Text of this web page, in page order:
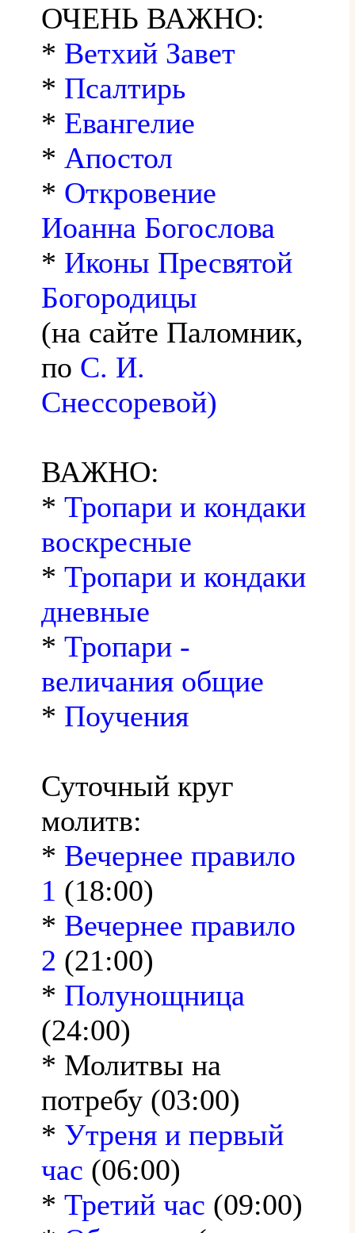
ОЧЕНЬ ВАЖНО:
* Ветхий Завет
* Псалтирь
* Евангелие
* Апостол
* Откровение
Иоанна Богослова
* Иконы Пресвятой
Богородицы
(на сайте Паломник,
по С. И.
Снессоревой)
ВАЖНО:
* Тропари и кондаки
воскресные
* Тропари и кондаки
дневные
* Тропари -
величания общие
* Поучения
Суточный круг
молитв:
* Вечернее правило
1 (18:00)
* Вечернее правило
2 (21:00)
* Полунощница
(24:00)
* Молитвы на
потребу (03:00)
* Утреня и первый
час (06:00)
* Третий час (09:00)